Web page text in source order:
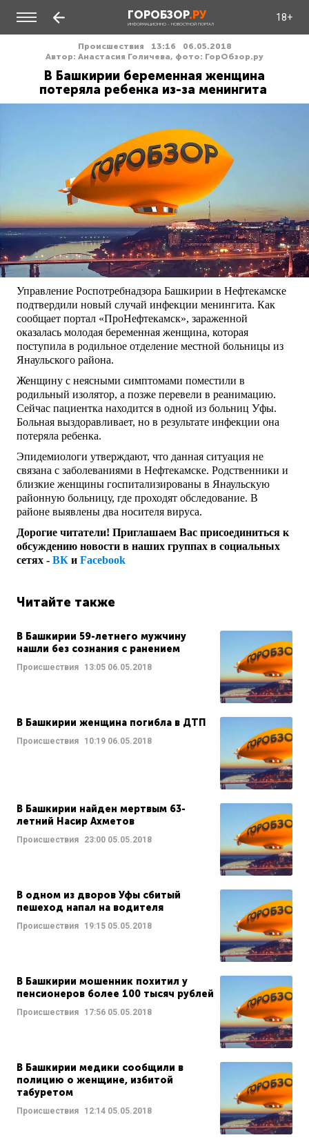
ГОРОБЗОР.РУ
ИНФОРМАЦИОННО - НОВОСТНОЙ ПОРТАЛ
18+
Происшествия 13:16
06.05.2018
Автор: Анастасия Голичева, фото: ГорОбзор.ру
В Башкирии беременная женщина
потеряла ребенка из-за менингита
Управление Роспотребнадзора Башкирии в Нефтекамске
подтвердили новый случай инфекции менингита. Как
сообщает портал «ПроНефтекамск», зараженной
оказалась молодая беременная женщина, которая
поступила в родильное отделение местной больницы из
Янаульского района.
Женщину с неясными симптомами поместили в
родильный изолятор, а позже перевели в реанимацию.
Сейчас пациентка находится в одной из больниц Уфы.
Больная выздоравливает, но в результате инфекции она
потеряла ребенка.
Эпидемиологи утверждают, что данная ситуация не
связана с заболеваниями в Нефтекамске. Родственники и
близкие женщины госпитализированы в Янаульскую
районную больницу, где проходят обследование. В
районе выявлены два носителя вируса.
Дорогие читатели! Приглашаем Вас присоединиться к
обсуждению новости в наших группах в социальных
сетях - ВК и Facebook
Читайте также
В Башкирии 59-летнего мужчину
нашли без сознания с ранением
Происшествия 13:05 06.05.2018
В Башкирии женщина погибла в ДТП
Происшествия 10:19 06.05.2018
В Башкирии найден мертвым 63-
летний Насир Ахметов
Происшествия 23:00 05.05.2018
В одном из дворов Уфы сбитый
пешеход напал на водителя
Происшествия 19:15 05.05.2018
В Башкирии мошенник похитил у
пенсионеров более 100 тысяч рублей
Происшествия 17:56 05.05.2018
В Башкирии медики сообщили в
полицию о женщине, избитой
табуретом
Происшествия 12:14 05.05.2018